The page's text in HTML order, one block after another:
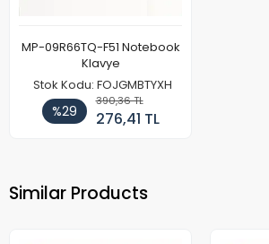
MP-09R66TQ-F51 Notebook
Klavye
Stok Kodu: FOJGMBTYXH
%29
390,36 TL
276,41 TL
Similar Products